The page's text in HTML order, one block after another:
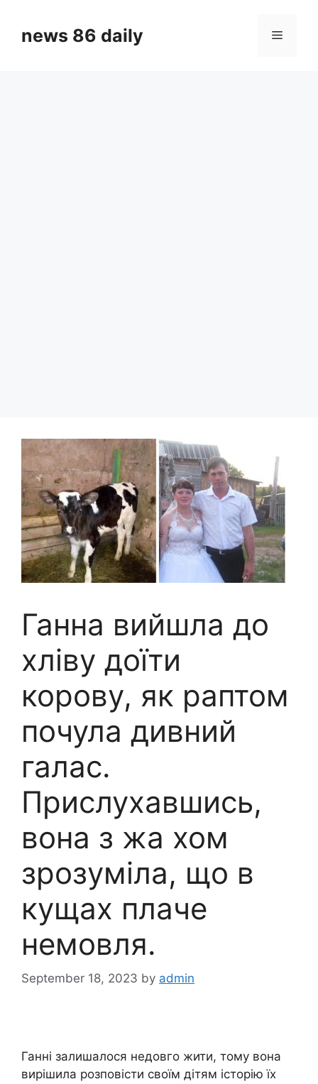
contentnews 86 daily Menu
Ганна вийшла до
хліву доїти
корову, як раптом
почула дивний
галас.
Прислухавшись,
вона з жа хом
зрозуміла, що в
кущах плаче
немовля.
September 18, 2023 by admin
Ганні залишалося недовго жити, тому вона
вирішила розповісти своїм дітям історію їх